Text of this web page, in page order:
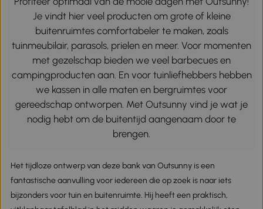
Je vindt hier veel producten om grote of kleine
buitenruimtes comfortabeler te maken, zoals
tuinmeubilair, parasols, prielen en meer. Voor momenten
met gezelschap bieden we veel barbecues en
campingproducten aan. En voor tuinliefhebbers hebben
we kassen in alle maten en bergruimtes voor
gereedschap ontworpen. Met Outsunny vind je wat je
nodig hebt om de buitentijd aangenaam door te
brengen.
Het tijdloze ontwerp van deze bank van Outsunny is een
fantastische aanvulling voor iedereen die op zoek is naar iets
bijzonders voor tuin en buitenruimte. Hij heeft een praktisch,